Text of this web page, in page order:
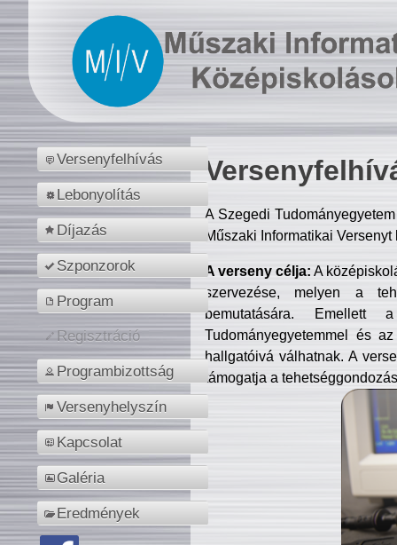
Versenyfelhívás
Lebonyolítás
Díjazás
Szponzorok
Program
Regisztráció
Programbizottság
Versenyhelyszín
Kapcsolat
Galéria
Eredmények
A Szegedi
Műszaki Informatikai
A verseny célja: A
szervezése, melyen a
bemutatására. Emellett
Tudományegyetemmel és
hallgatóivá válhatnak. A
támogatja a